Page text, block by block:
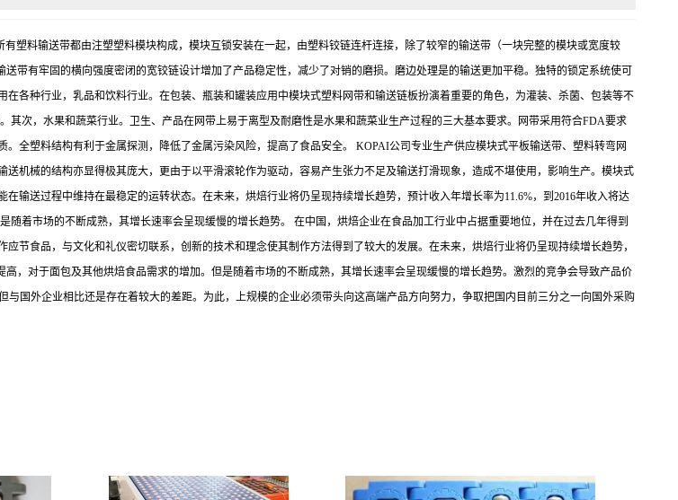
塑料输送带都由注塑塑料模块构成，模块互锁安装在一起，由塑料铰链连杆连接，除了较窄的输送带（一块完整的模块或宽度较
带有牢固的横向强度密闭的宽铰链设计增加了产品稳定性，减少了对销的磨损。磨边处理是的输送更加平稳。独特的锁定系统使可
各种行业，乳品和饮料行业。在包装、瓶装和罐装应用中模块式塑料网带和输送链板扮演着重要的角色，为灌装、杀菌、包装等不
次，水果和蔬菜行业。卫生、产品在网带上易于离型及耐磨性是水果和蔬菜业生产过程的三大基本要求。网带采用符合FDA要求
全塑料结构有利于金属探测，降低了金属污染风险，提高了食品安全。 KOPAI公司专业生产供应模块式平板输送带、塑料转弯网
机械的结构亦显得极其庞大，更由于以平滑滚轮作为驱动，容易产生张力不足及输送打滑现象，造成不堪使用，影响生产。模块式
输送过程中维持在最稳定的运转状态。在未来，烘焙行业将仍呈现持续增长趋势，预计收入年增长率为11.6%，到2016年收入将达
着市场的不断成熟，其增长速率会呈现缓慢的增长趋势。 在中国，烘焙企业在食品加工行业中占据重要地位，并在过去几年得到
节食品，与文化和礼仪密切联系，创新的技术和理念使其制作方法得到了较大的发展。在未来，烘焙行业将仍呈现持续增长趋势，
，对于面包及其他烘焙食品需求的增加。但是随着市场的不断成熟，其增长速率会呈现缓慢的增长趋势。激烈的竞争会导致产品价
国外企业相比还是存在着较大的差距。为此，上规模的企业必须带头向这高端产品方向努力，争取把国内目前三分之一向国外采购